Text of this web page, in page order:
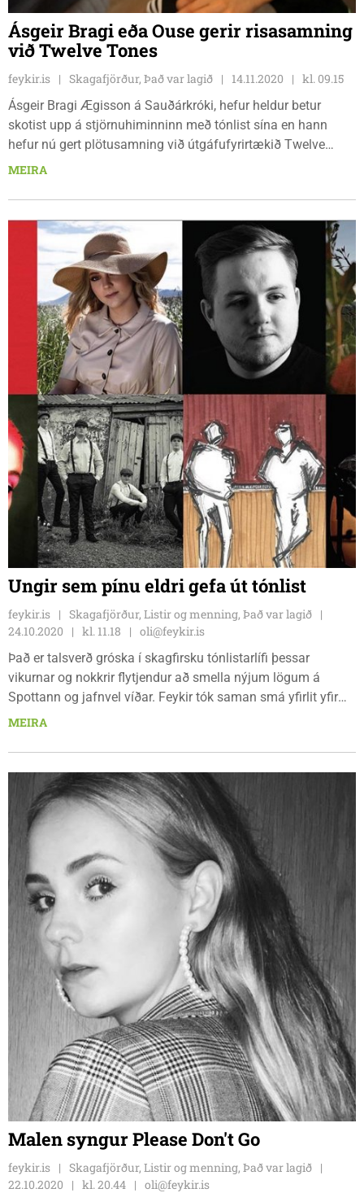
Ásgeir Bragi eða Ouse gerir risasamning
við Twelve Tones
feykir.is Skagafjörður, Það var lagið 14.11.2020
kl. 09.15
Ásgeir Bragi Ægisson á Sauðárkróki, hefur heldur betur
skotist upp á stjörnuhiminninn með tónlist sína en hann
hefur nú gert plötusamning við útgáfufyrirtækið Twelve
Tones í Bandaríkjunum. Ásgeir segir samninginn
fyrirtæki eftir mikla vinnu og samtöl við ýmsa aðra
útgefendur. „Okkur leist bara mjög vel á þetta og enduðum á
að samþykkja samningin frá þeim,“ segir Ásgeir.
MEIRA
Ungir sem pínu eldri gefa út tónlist
feykir.is
Skagafjörður, Listir og menning, Það var lagið
24.10.2020
kl. 11.18
oli@feykir.is
Það er talsverð gróska í skagfirsku tónlistarlífi þessar
vikurnar og nokkrir flytjendur að smella nýjum lögum á
Spottann og jafnvel víðar. Feykir tók saman smá yfirlit yfir
flóruna eða í það minnsta það sem rak á fjörurnar.
MEIRA
Malen syngur Please Don't Go
feykir.is
Skagafjörður, Listir og menning, Það var lagið
22.10.2020
kl. 20.44
oli@feykir.is